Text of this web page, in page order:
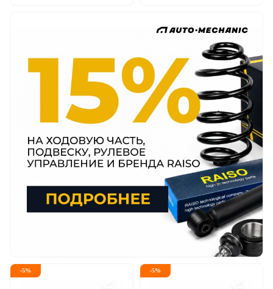
-5% -5%